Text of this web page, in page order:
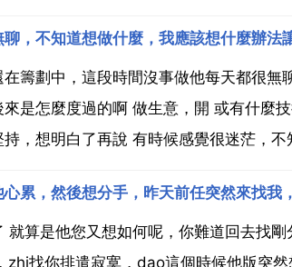
，不知道想做什麼，我應該想什麼辦法
籌劃中，這段時間沒事做他每天都很
是怎麼度過的啊 做生意，開 或有什麼
，想明白了再說 有時候感覺很迷茫，
累，然後想分手，昨天前任突然來找我
就算是他您又想如何呢，你難道回去找
找你排遣寂寞，dao這個時候他版突